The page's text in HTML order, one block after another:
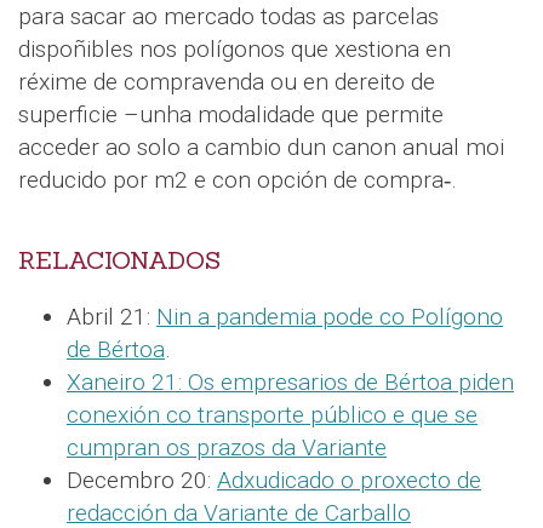
para sacar ao mercado todas as parcelas
dispoñibles nos polígonos que xestiona en
réxime de compravenda ou en dereito de
superficie –unha modalidade que permite
acceder ao solo a cambio dun canon anual moi
reducido por m2 e con opción de compra‑.
RELACIONADOS
Abril 21: Nin a pandemia pode co Polígono
de Bértoa.
Xaneiro 21: Os empresarios de Bértoa piden
conexión co transporte público e que se
cumpran os prazos da Variante
Decembro 20: Adxudicado o proxecto de
redacción da Variante de Carballo